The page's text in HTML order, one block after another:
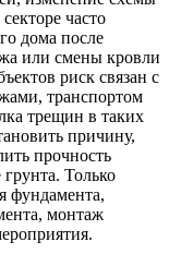
часто
дома после
или смены кровли
риск связан с
транспортом
трещин в таких
причину,
прочность
Только
фундамента,
монтаж